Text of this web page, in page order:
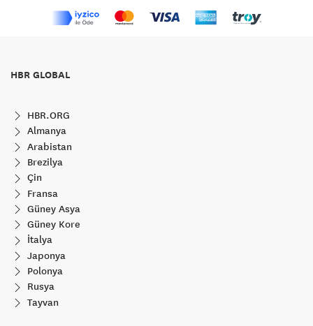
HBR GLOBAL
HBR.ORG
Almanya
Arabistan
Brezilya
Çin
Fransa
Güney Asya
Güney Kore
İtalya
Japonya
Polonya
Rusya
Tayvan